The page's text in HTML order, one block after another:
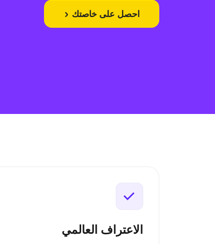
احصل على خاصتك
الاعتراف العالمي